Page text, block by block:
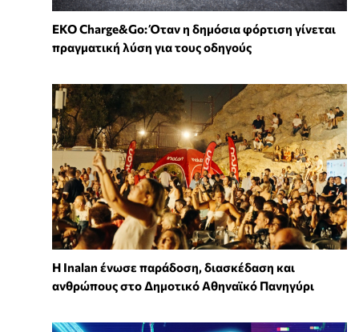
EKO Charge&Go: Όταν η δημόσια φόρτιση γίνεται
πραγματική λύση για τους οδηγούς
Η Inalan ένωσε παράδοση, διασκέδαση και
ανθρώπους στο Δημοτικό Αθηναϊκό Πανηγύρι